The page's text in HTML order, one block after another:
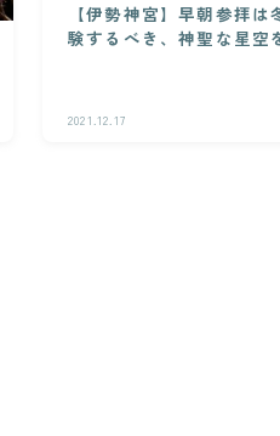
【伊勢神宮】早朝参拝は
験するべき、神聖な星空
2021.12.17